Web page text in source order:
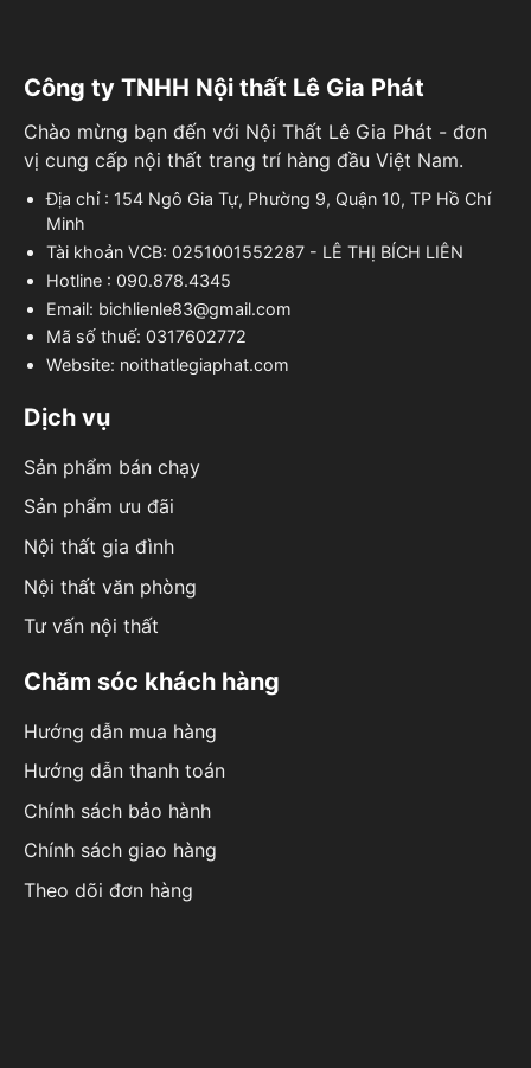
Công ty TNHH Nội thất Lê Gia Phát
Chào mừng bạn đến với Nội Thất Lê Gia Phát - đơn
vị cung cấp nội thất trang trí hàng đầu Việt Nam.
Địa chỉ : 154 Ngô Gia Tự, Phường 9, Quận 10, TP Hồ Chí
Minh
Tài khoản VCB: 0251001552287 - LÊ THỊ BÍCH LIÊN
Hotline : 090.878.4345
Email: bichlienle83@gmail.com
Mã số thuế: 0317602772
Website: noithatlegiaphat.com
Dịch vụ
Sản phẩm bán chạy
Sản phẩm ưu đãi
Nội thất gia đình
Nội thất văn phòng
Tư vấn nội thất
Chăm sóc khách hàng
Hướng dẫn mua hàng
Hướng dẫn thanh toán
Chính sách bảo hành
Chính sách giao hàng
Theo dõi đơn hàng